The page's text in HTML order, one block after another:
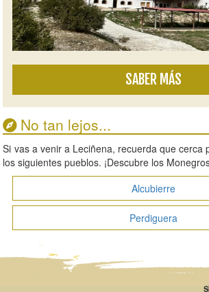
SABER MÁS
No tan lejos...
Si vas a venir a Leciñena, recuerda que cerca
los siguientes pueblos. ¡Descubre los
Alcubierre
Perdiguera